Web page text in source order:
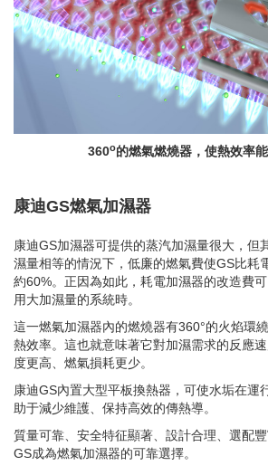
360o的燃氣燃燒器，使熱效率
康迪GS燃氣加濕器
康迪GS加濕器可提供的蒸汽加濕量很大，但
濕量相等的情況下，低廉的燃氣費使GS比耗
約60%。正因為如此，耗電加濕器的改造費
用大加濕量的系統時。
這一燃氣加濕器內的燃燒器有360°的火焰環
熱效率。這也就意味著它對加濕需求的反應
度更高、燃氣損耗更少。
康迪GS內置大型平板換熱器，可使水垢在運
助于減少維護、保持高效的傳熱導。
質量可靠、安全特征顯著、設計合理、選配
GS成為燃氣加濕器的可靠選擇。